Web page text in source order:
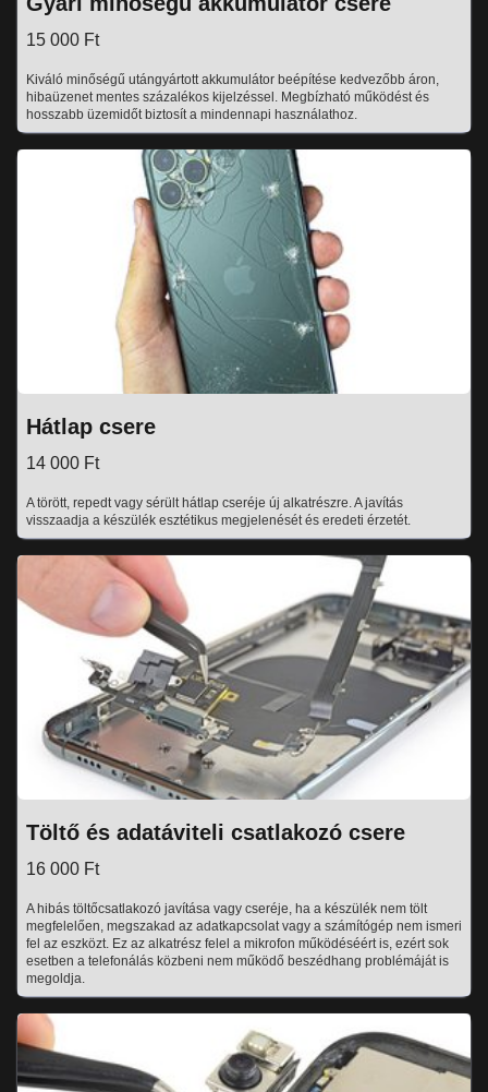
15 000 Ft
Kiváló minőségű utángyártott akkumulátor beépítése kedvezőbb áron,
hibaüzenet mentes százalékos kijelzéssel. Megbízható működést és
hosszabb üzemidőt biztosít a mindennapi használathoz.
Hátlap csere
14 000 Ft
A törött, repedt vagy sérült hátlap cseréje új alkatrészre. A javítás
visszaadja a készülék esztétikus megjelenését és eredeti érzetét.
Töltő és adatáviteli csatlakozó csere
16 000 Ft
A hibás töltőcsatlakozó javítása vagy cseréje, ha a készülék nem tölt
megfelelően, megszakad az adatkapcsolat vagy a számítógép nem ismeri
fel az eszközt. Ez az alkatrész felel a mikrofon működéséért is, ezért sok
esetben a telefonálás közbeni nem működő beszédhang problémáját is
megoldja.